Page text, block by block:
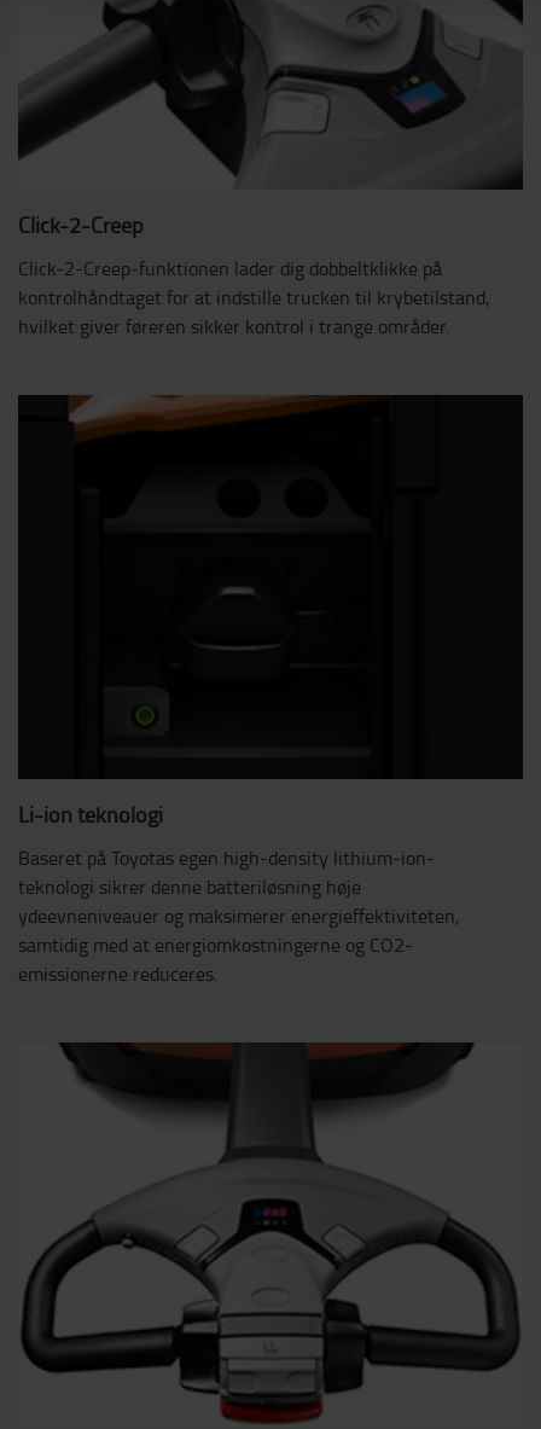
Click-2-Creep
Click-2-Creep-funktionen lader dig dobbeltklikke på
kontrolhåndtaget for at indstille trucken til krybetilstand,
hvilket giver føreren sikker kontrol i trange områder.
Li-ion teknologi
Baseret på Toyotas egen high-density lithium-ion-
teknologi sikrer denne batteriløsning høje
ydeevneniveauer og maksimerer energieffektiviteten,
samtidig med at energiomkostningerne og CO2-
emissionerne reduceres.